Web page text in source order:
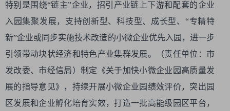
特别是围绕“链主”企业，招引产业链上下游和配套的企业
入园集聚发展，支持创新型、科技型、成长型、“专精特
新”企业或同步实施技术改造的小微企业优先入园，进一步
引领带动块状经济和特色产业集群发展。（责任单位：市
发改委、市经信局）制定《关于加快小微企业园高质量发
展的指导意见》，持续开展小微企业园绩效评价，突出园
区发展和企业孵化培育实效，打造一批高能级园区平台，